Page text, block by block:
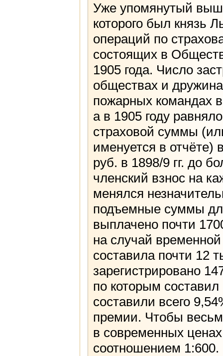
Уже упомянутый
которого был князь
операций по
состоящих в
1905 года. Число
обществах и
пожарных командах
а в 1905 году
страховой суммы
именуется в отчёте)
руб. в 1898/9 гг. до
членский взнос на
менялся
подъемные суммы
выплачено почти
на случай
составила почти 12
зарегистрировано
по которым
составили всего
премии. Чтобы
в современных
соотношением 1:600.